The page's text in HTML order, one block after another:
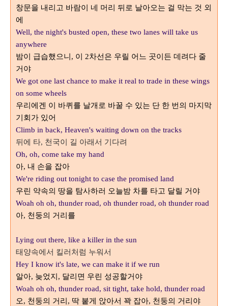
창문을 내리고 바람이 네 머리 뒤로 날아오는 걸 막는 것 외
에
Well, the night's busted open, these two lanes will take us
anywhere
밤이 급습했으니, 이 2차선은 우릴 어느 곳이든 데려다 줄
거야
We got one last chance to make it real to trade in these wings
on some wheels
우리에겐 이 바퀴를 날개로 바꿀 수 있는 단 한 번의 마지막
기회가 있어
Climb in back, Heaven's waiting down on the tracks
뒤에 타, 천국이 길 아래서 기다려
Oh, oh, come take my hand
아, 내 손을 잡아
We're riding out tonight to case the promised land
우린 약속의 땅을 탐사하러 오늘밤 차를 타고 달릴 거야
Woah oh oh, thunder road, oh thunder road, oh thunder road
아, 천둥의 거리를
Lying out there, like a killer in the sun
태양속에서 킬러처럼 누워서
Hey I know it's late, we can make it if we run
알아, 늦었지, 달리면 우린 성공할거야
Woah oh oh, thunder road, sit tight, take hold, thunder road
오, 천둥의 거리, 딱 붙게 앉아서 꽉 잡아, 천둥의 거리야